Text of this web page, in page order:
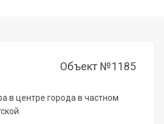
Объект №1185
в центре города в частном